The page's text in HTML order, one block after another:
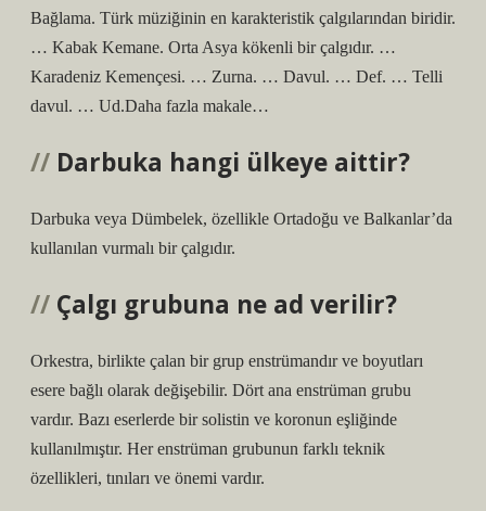
Bağlama. Türk müziğinin en karakteristik çalgılarından biridir.
… Kabak Kemane. Orta Asya kökenli bir çalgıdır. …
Karadeniz Kemençesi. … Zurna. … Davul. … Def. … Telli
davul. … Ud.Daha fazla makale…
Darbuka hangi ülkeye aittir?
Darbuka veya Dümbelek, özellikle Ortadoğu ve Balkanlar’da
kullanılan vurmalı bir çalgıdır.
Çalgı grubuna ne ad verilir?
Orkestra, birlikte çalan bir grup enstrümandır ve boyutları
esere bağlı olarak değişebilir. Dört ana enstrüman grubu
vardır. Bazı eserlerde bir solistin ve koronun eşliğinde
kullanılmıştır. Her enstrüman grubunun farklı teknik
özellikleri, tınıları ve önemi vardır.